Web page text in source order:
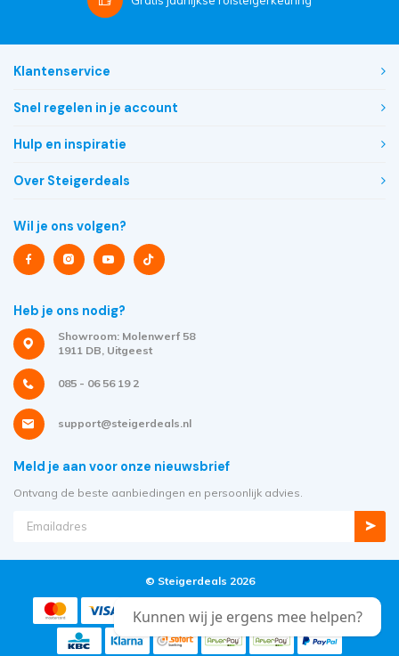
Klantenservice
Snel regelen in je account
Hulp en inspiratie
Over Steigerdeals
Wil je ons volgen?
Heb je ons nodig?
Showroom: Molenwerf 58
1911 DB, Uitgeest
085 - 06 56 19 2
support@steigerdeals.nl
Meld je aan voor onze nieuwsbrief
Ontvang de beste aanbiedingen en persoonlijk advies.
© Steigerdeals 2026
Kunnen wij je ergens mee helpen?